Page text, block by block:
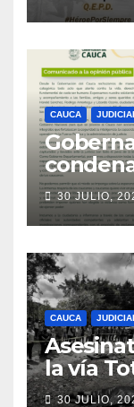
CAUCA
ciudadanos y
30 JULIO,
CAUCA
la vía
30 JULIO,